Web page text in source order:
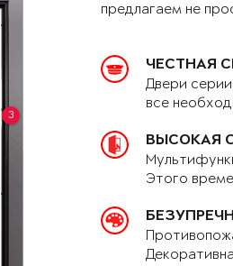
3
предлагаем не
ЧЕСТНАЯ
Двери
все
ВЫСОКАЯ
Этого